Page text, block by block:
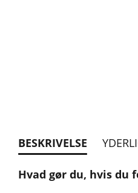
BESKRIVELSE
Hvad gør du, hvis du